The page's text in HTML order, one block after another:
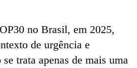
no Brasil, em 2025,
de urgência e
trata apenas de mais uma